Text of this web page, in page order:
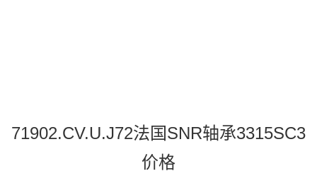
71902.CV.U.J72法国SNR轴承3315SC3
价格